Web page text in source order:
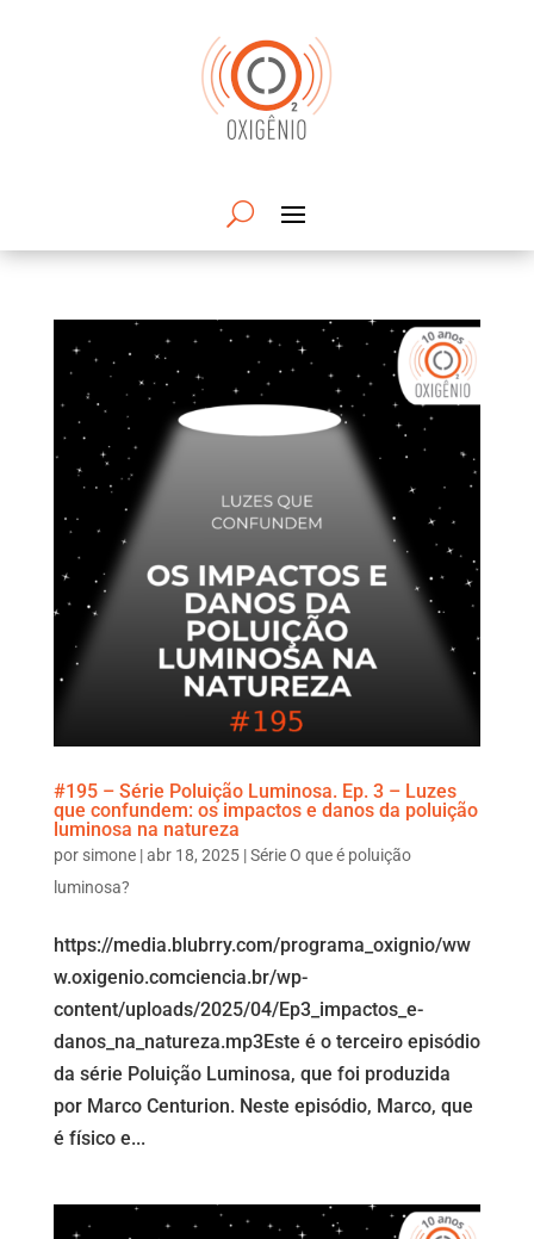
#195 – Série Poluição Luminosa. Ep. 3 – Luzes
que confundem: os impactos e danos da poluição
luminosa na natureza
por simone|abr 18, 2025|Série O que é poluição
luminosa?
https://media.blubrry.com/programa_oxignio/ww
w.oxigenio.comciencia.br/wp-
content/uploads/2025/04/Ep3_impactos_e-
danos_na_natureza.mp3Este é o terceiro episódio
da série Poluição Luminosa, que foi produzida
por Marco Centurion. Neste episódio, Marco, que
é físico e...